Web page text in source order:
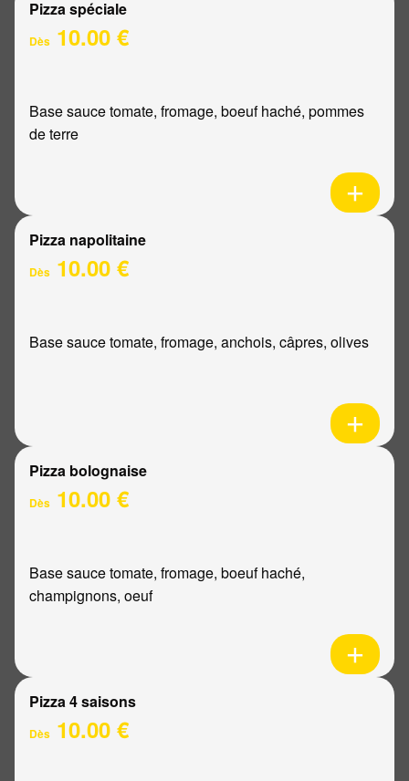
Pizza spéciale
Dès 10.00 €
Base sauce tomate, fromage, boeuf haché, pommes
de terre
Pizza napolitaine
Dès 10.00 €
Base sauce tomate, fromage, anchois, câpres, olives
Pizza bolognaise
Dès 10.00 €
Base sauce tomate, fromage, boeuf haché,
champignons, oeuf
Pizza 4 saisons
Dès 10.00 €